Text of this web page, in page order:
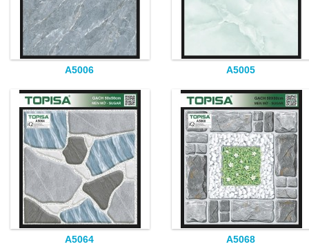
A5006 A5005
A5064 A5068